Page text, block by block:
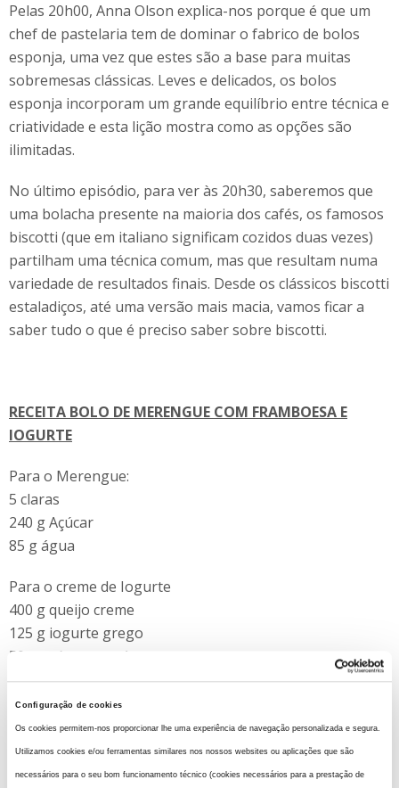
Configuração de cookies
Os cookies permitem-nos proporcionar lhe uma experiência de navegação personalizada e segura.
Utilizamos cookies e/ou ferramentas similares nos nossos websites ou aplicações que são
necessários para o seu bom funcionamento técnico (cookies necessários para a prestação de
Pelas 20h00, Anna Olson explica-nos porque é que um
chef de pastelaria tem de dominar o fabrico de bolos
esponja, uma vez que estes são a base para muitas
sobremesas clássicas. Leves e delicados, os bolos
esponja incorporam um grande equilíbrio entre técnica e
criatividade e esta lição mostra como as opções são
ilimitadas.
No último episódio, para ver às 20h30, saberemos que
uma bolacha presente na maioria dos cafés, os famosos
biscotti (que em italiano significam cozidos duas vezes)
partilham uma técnica comum, mas que resultam numa
variedade de resultados finais. Desde os clássicos biscotti
estaladiços, até uma versão mais macia, vamos ficar a
saber tudo o que é preciso saber sobre biscotti.
RECEITA BOLO DE MERENGUE COM FRAMBOESA E
IOGURTE
Para o Merengue:
5 claras
240 g Açúcar
85 g água
Para o creme de Iogurte
400 g queijo creme
125 g iogurte grego
50 g açúcar em pó
Sumo de limão
Para decorar:
Framboesas
Menta